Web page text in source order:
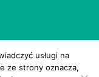
usługi na
ze strony oznacza,